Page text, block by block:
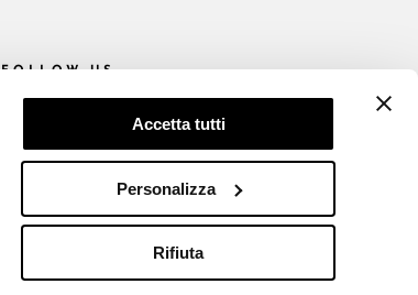
Accetta tutti
Personalizza
Rifiuta
FOLLOW US